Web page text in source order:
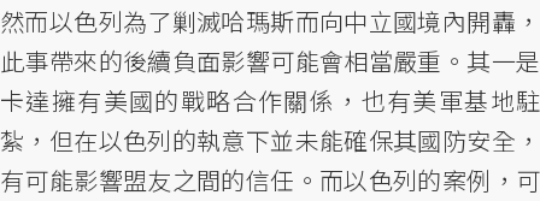
然而以色列為了剿滅哈瑪斯而向中立國境內開轟，
此事帶來的後續負面影響可能會相當嚴重。其一是
卡達擁有美國的戰略合作關係，也有美軍基地駐
紮，但在以色列的執意下並未能確保其國防安全，
有可能影響盟友之間的信任。而以色列的案例，可